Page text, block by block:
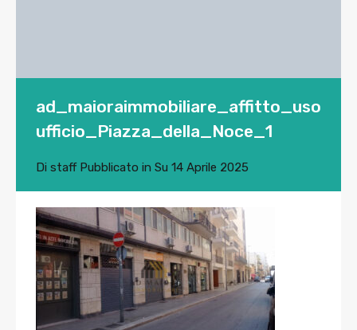
ad_maioraimmobiliare_affitto_uso
ufficio_Piazza_della_Noce_1
Di staffPubblicato in Su 14 Aprile 2025